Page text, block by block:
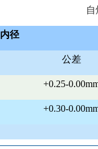
内径
公差
+0.25-
+0.30-